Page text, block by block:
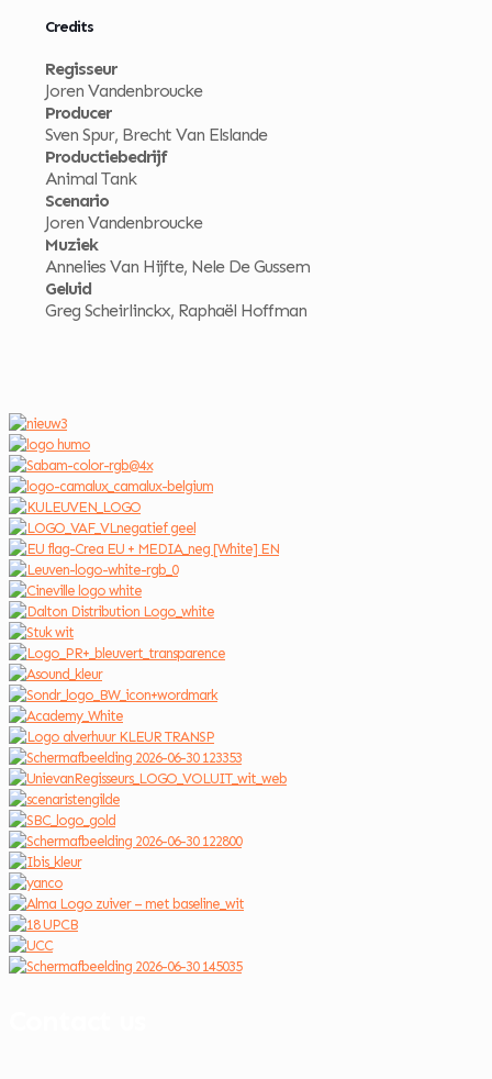
Credits
Regisseur
Joren Vandenbroucke
Producer
Sven Spur, Brecht Van Elslande
Productiebedrijf
Animal Tank
Scenario
Joren Vandenbroucke
Muziek
Annelies Van Hijfte, Nele De Gussem
Geluid
Greg Scheirlinckx, Raphaël Hoffman